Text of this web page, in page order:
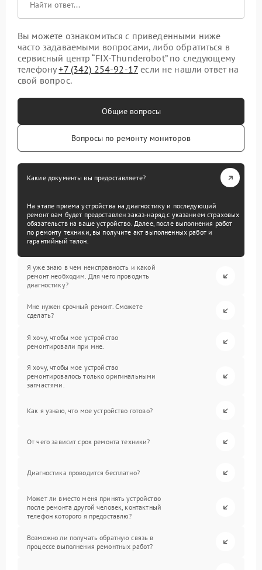
Вы можете ознакомиться с приведенными ниже
часто задаваемыми вопросами, либо обратиться в
сервисный центр “FIX-Thunderobot” по следующему
телефону+7 (342) 254-92-17 если не нашли ответ на
свой вопрос.
Общие вопросы
Вопросы по ремонту мониторов
Какие документы вы предоставляете?
На этапе приема устройства на диагностику и последующий
ремонт вам будет предоставлен заказ-наряд с указанием страховых
обязательств на ваше устройство. Далее, после выполнения работ
по ремонту техники, вы получите акт выполненных работ и
гарантийный талон.
Я уже знаю в чем неисправность и какой
ремонт необходим. Для чего проводить
диагностику?
Мне нужен срочный ремонт. Сможете
сделать?
Я хочу, чтобы мое устройство
ремонтировали при мне.
Я хочу, чтобы мое устройство
ремонтировалось только оригинальными
запчастями.
Как я узнаю, что мое устройство готово?
От чего зависит срок ремонта техники?
Диагностика проводится бесплатно?
Может ли вместо меня принять устройство
после ремонта другой человек, контактный
телефон которого я предоставлю?
Возможно ли получать обратную связь в
процессе выполнения ремонтных работ?